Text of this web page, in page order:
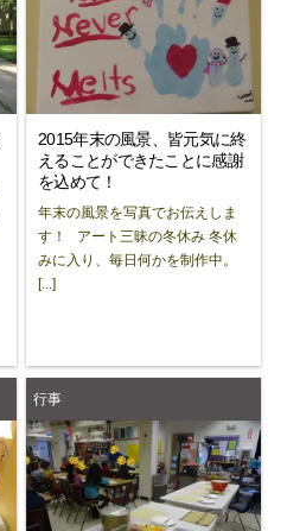
2015年末の風景、皆元気に終
えることができたことに感謝
を込めて！
年末の風景を写真でお伝えしま
す！ アート三昧の冬休み 冬休
みに入り、毎日何かを制作中。
[...]
行事